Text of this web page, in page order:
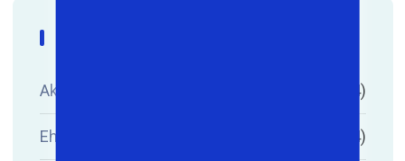
Aksessuar (4)
Ehtiyot Qism (4)